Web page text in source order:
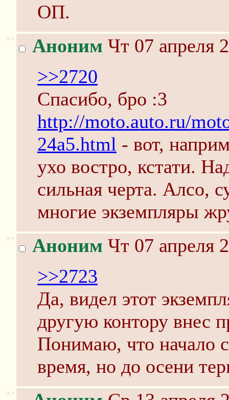
ОП.
>> Аноним Чт 07 апреля
>>2720
Спасибо, бро :3
http://moto.auto.ru/
24a5.html - вот,
ухо востро, кстати.
сильная черта. Алсо,
многие экземпляры
>> Аноним Чт 07 апреля
>>2723
Да, видел этот
другую контору внес
Понимаю, что начало
время, но до осени
>>